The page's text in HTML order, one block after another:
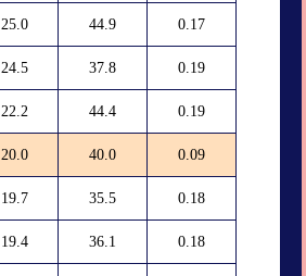
25.0 44.9 0.17
24.5 37.8 0.19
22.2 44.4 0.19
20.0 40.0 0.09
19.7 35.5 0.18
19.4 36.1 0.18